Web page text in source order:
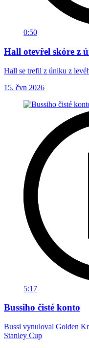
0:50
Hall otevřel skóre z
Hall se trefil z úniku z
15. čvn 2026
5:17
Bussiho čisté konto
Bussi vynuloval Golden
Stanley Cup